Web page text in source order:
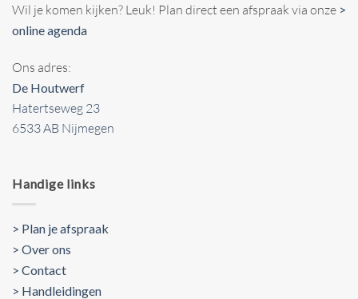
Wil je komen kijken? Leuk! Plan direct een afspraak via onze >
online agenda
Ons adres:
De Houtwerf
Hatertseweg 23
6533 AB Nijmegen
Handige links
> Plan je afspraak
> Over ons
> Contact
> Handleidingen